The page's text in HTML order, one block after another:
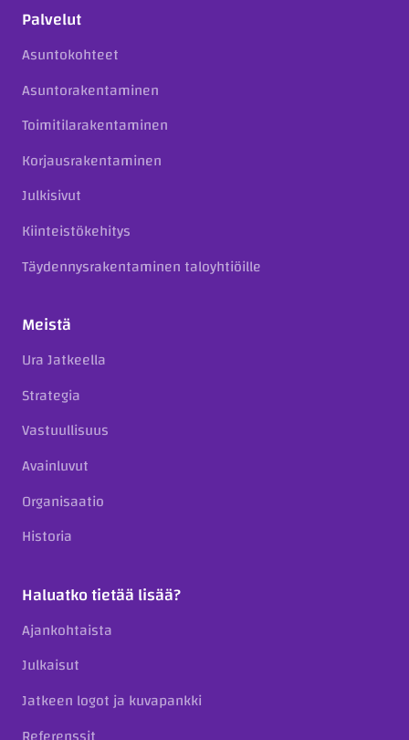
Palvelut
Asuntokohteet
Asuntorakentaminen
Toimitilarakentaminen
Korjausrakentaminen
Julkisivut
Kiinteistökehitys
Täydennysrakentaminen taloyhtiöille
Meistä
Ura Jatkeella
Strategia
Vastuullisuus
Avainluvut
Organisaatio
Historia
Haluatko tietää lisää?
Ajankohtaista
Julkaisut
Jatkeen logot ja kuvapankki